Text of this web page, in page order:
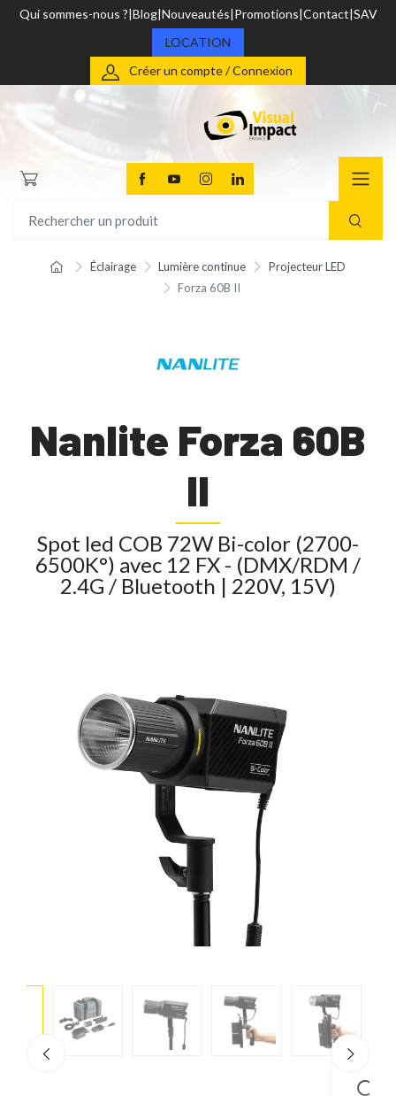
Qui sommes-nous ? Blog Nouveautés Promotions Contact SAV
LOCATION
Créer un compte / Connexion
Éclairage Lumière continue
Projecteur LED
Forza 60B II
Nanlite Forza 60B
II
Spot led COB 72W Bi-color (2700-
6500K°) avec 12 FX - (DMX/RDM /
2.4G / Bluetooth | 220V, 15V)